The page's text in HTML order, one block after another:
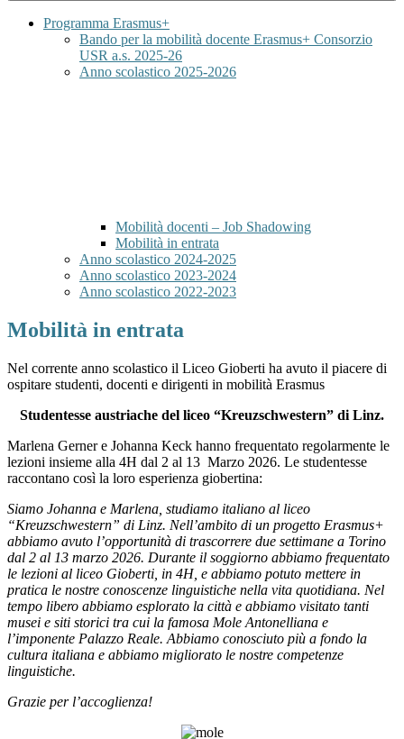
Programma Erasmus+
Bando per la mobilità docente Erasmus+ Consorzio
USR a.s. 2025-26
Anno scolastico 2025-2026
Mobilità docenti – Job Shadowing
Mobilità in entrata
Anno scolastico 2024-2025
Anno scolastico 2023-2024
Anno scolastico 2022-2023
Mobilità in entrata
Nel corrente anno scolastico il Liceo Gioberti ha avuto il piacere di
ospitare studenti, docenti e dirigenti in mobilità Erasmus
Studentesse austriache del liceo “Kreuzschwestern” di Linz.
Marlena Gerner e Johanna Keck hanno frequentato regolarmente le
lezioni insieme alla 4H dal 2 al 13 Marzo 2026. Le studentesse
raccontano così la loro esperienza giobertina:
Siamo Johanna e Marlena, studiamo italiano al liceo
“Kreuzschwestern” di Linz. Nell’ambito di un progetto Erasmus+
abbiamo avuto l’opportunità di trascorrere due settimane a Torino
dal 2 al 13 marzo 2026. Durante il soggiorno abbiamo frequentato
le lezioni al liceo Gioberti, in 4H, e abbiamo potuto mettere in
pratica le nostre conoscenze linguistiche nella vita quotidiana. Nel
tempo libero abbiamo esplorato la città e abbiamo visitato tanti
musei e siti storici tra cui la famosa Mole Antonelliana e
l’imponente Palazzo Reale. Abbiamo conosciuto più a fondo la
cultura italiana e abbiamo migliorato le nostre competenze
linguistiche.
Grazie per l’accoglienza!